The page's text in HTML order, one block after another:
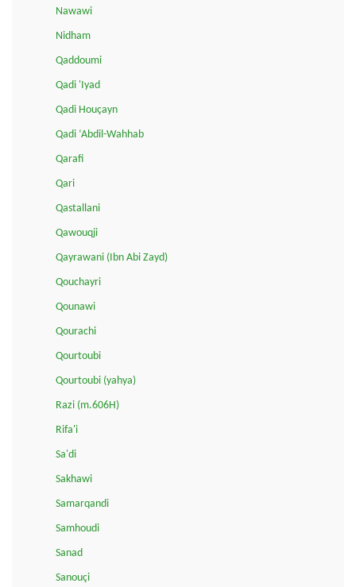
Nawawi
Nidham
Qaddoumi
Qadi 'Iyad
Qadi Houçayn
Qadi ‘Abdil-Wahhab
Qarafi
Qari
Qastallani
Qawouqji
Qayrawani (Ibn Abi Zayd)
Qouchayri
Qounawi
Qourachi
Qourtoubi
Qourtoubi (yahya)
Razi (m.606H)
Rifa'i
Sa'di
Sakhawi
Samarqandi
Samhoudi
Sanad
Sanouçi